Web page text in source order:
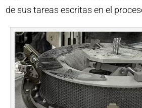
de sus tareas escritas en el